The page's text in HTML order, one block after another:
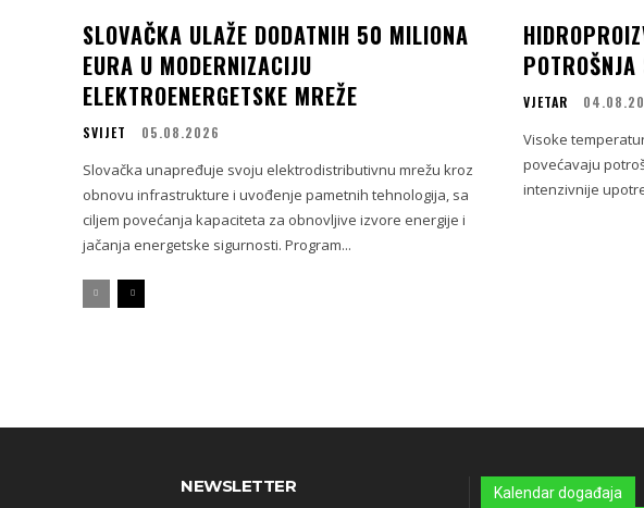
SLOVAČKA ULAŽE DODATNIH 50 MILIONA
EURA U MODERNIZACIJU
ELEKTROENERGETSKE MREŽE
SVIJET 05.08.2026
Slovačka unapređuje svoju elektrodistributivnu mrežu kroz
obnovu infrastrukture i uvođenje pametnih tehnologija, sa
ciljem povećanja kapaciteta za obnovljive izvore energije i
jačanja energetske sigurnosti. Program...
VJETAR
Visoke
povećavaju
intenzivnije
NEWSLETTER Kalendar događaja